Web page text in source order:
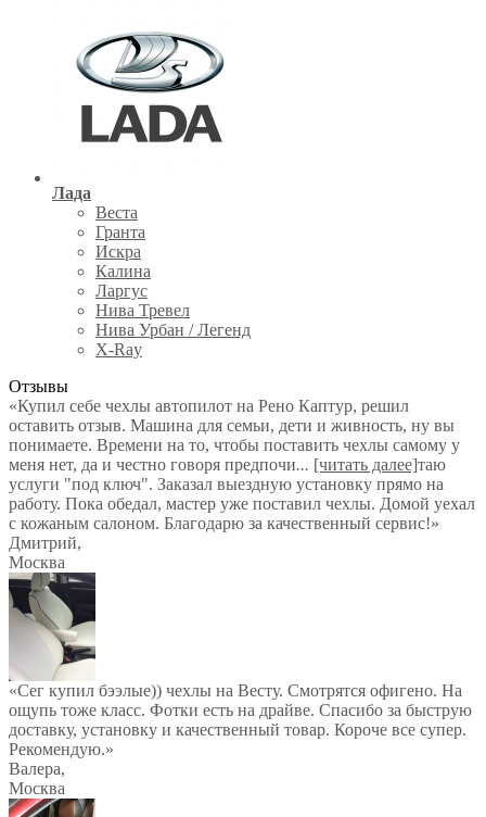
Лада
Веста
Гранта
Искра
Калина
Ларгус
Нива Тревел
Нива Урбан / Легенд
X-Ray
Отзывы
«Купил себе чехлы автопилот на Рено Каптур, решил
оставить отзыв. Машина для семьи, дети и живность, ну вы
понимаете. Времени на то, чтобы поставить чехлы самому у
меня нет, да и честно говоря предпочи... [читать далее]таю
услуги "под ключ". Заказал выездную установку прямо на
работу. Пока обедал, мастер уже поставил чехлы. Домой уехал
с кожаным салоном. Благодарю за качественный сервис!»
Дмитрий,
Москва
«Сег купил бээлые)) чехлы на Весту. Смотрятся офигено. На
ощупь тоже класс. Фотки есть на драйве. Спасибо за быструю
доставку, установку и качественный товар. Короче все супер.
Рекомендую.»
Валера,
Москва